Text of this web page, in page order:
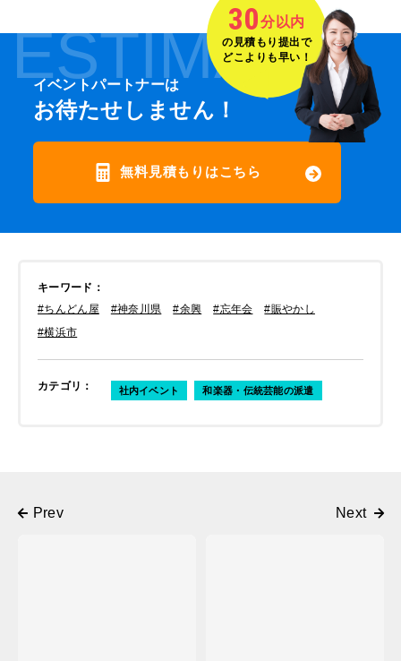
ESTIMATE
イベントパートナーは
お待たせしません！
無料見積もりはこちら
30分以内
の見積もり提出で
どこよりも早い！
キーワード ：
#ちんどん屋
#神奈川県 #余興 #忘年会
#賑やかし
#横浜市
カテゴリ ： 社内イベント 和楽器・伝統芸能の派遣